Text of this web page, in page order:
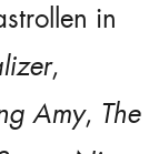
in
,
Amy, The